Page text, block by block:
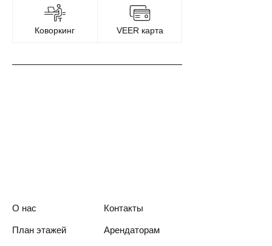
О нас
План этажей Арендаторам
Контакты
VEER карта
Коворкинг